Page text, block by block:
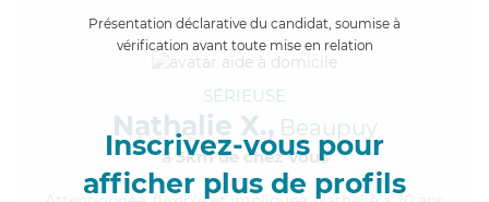
Présentation déclarative du candidat, soumise à
vérification avant toute mise en relation
Inscrivez-vous pour
afficher plus de profils
SÉRIEUSE
Nathalie X., Beaupuy
à 5km de chez Vous